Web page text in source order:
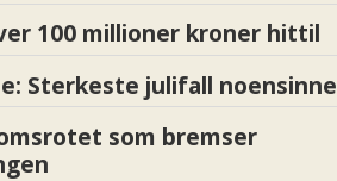
100 millioner kroner hittil
Sterkeste julifall noensinne
som bremser